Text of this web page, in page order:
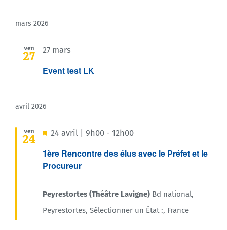
mars 2026
ven
27
Event test LK
27 mars
avril 2026
ven
24
1ère Rencontre des élus avec le Préfet et le
Procureur
Mis
avant
24 avril | 9h00 - 12h00
Peyrestortes (Théâtre Lavigne) Bd national,
Peyrestortes, Sélectionner un État :, France